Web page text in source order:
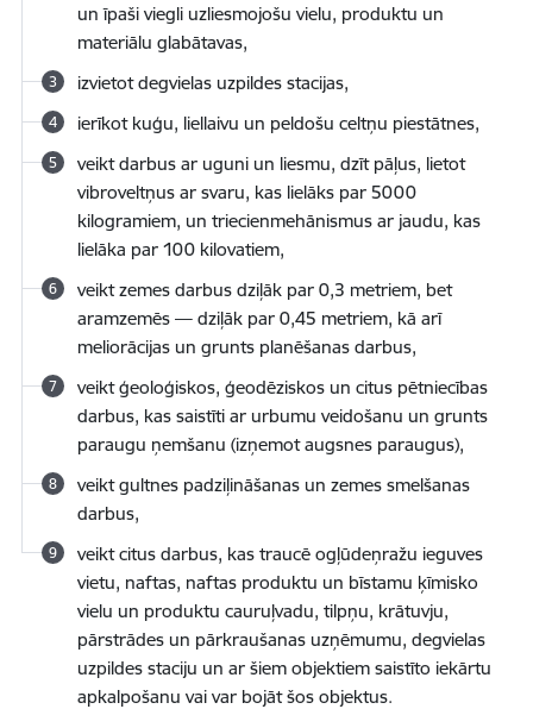
un īpaši viegli uzliesmojošu vielu, produktu un
materiālu glabātavas,
izvietot degvielas uzpildes stacijas,
ierīkot kuģu, liellaivu un peldošu celtņu piestātnes,
veikt darbus ar uguni un liesmu, dzīt pāļus, lietot
vibroveltņus ar svaru, kas lielāks par 5000
kilogramiem, un triecienmehānismus ar jaudu, kas
lielāka par 100 kilovatiem,
veikt zemes darbus dziļāk par 0,3 metriem, bet
aramzemēs — dziļāk par 0,45 metriem, kā arī
meliorācijas un grunts planēšanas darbus,
veikt ģeoloģiskos, ģeodēziskos un citus pētniecības
darbus, kas saistīti ar urbumu veidošanu un grunts
paraugu ņemšanu (izņemot augsnes paraugus),
veikt gultnes padziļināšanas un zemes smelšanas
darbus,
veikt citus darbus, kas traucē ogļūdeņražu ieguves
vietu, naftas, naftas produktu un bīstamu ķīmisko
vielu un produktu cauruļvadu, tilpņu, krātuvju,
pārstrādes un pārkraušanas uzņēmumu, degvielas
uzpildes staciju un ar šiem objektiem saistīto iekārtu
apkalpošanu vai var bojāt šos objektus.